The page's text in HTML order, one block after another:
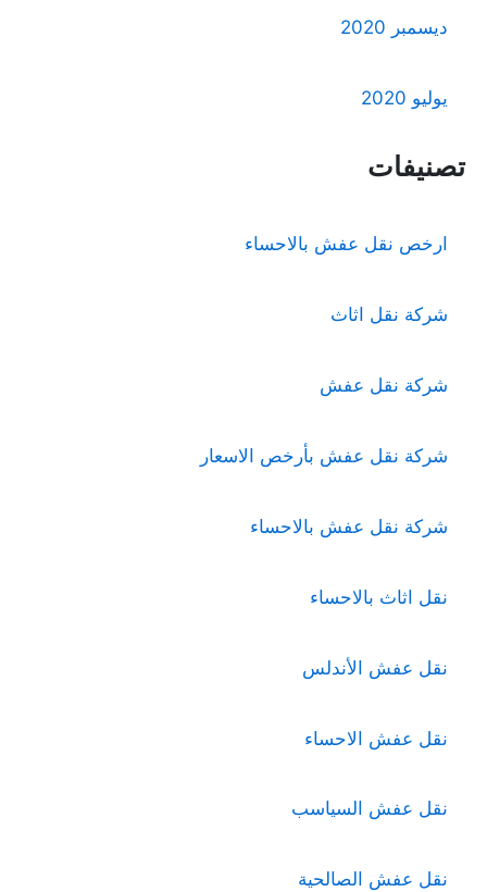
ديسمبر 2020
يوليو 2020
تصنيفات
ارخص نقل عفش بالاحساء
شركة نقل اثاث
شركة نقل عفش
شركة نقل عفش بأرخص الاسعار
شركة نقل عفش بالاحساء
نقل اثاث بالاحساء
نقل عفش الأندلس
نقل عفش الاحساء
نقل عفش السياسب
نقل عفش الصالحية